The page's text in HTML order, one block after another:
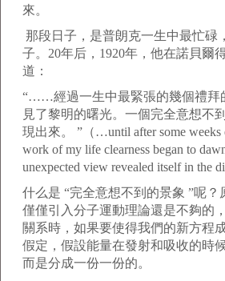
來。
那段日子，是普朗克一生中最忙碌
子。20年后，1920年，他在諾貝爾
道：
“……經過一生中最緊張的幾個禮拜
見了黎明的曙光。一個完全意想不
現出來。 ”（…until after some weeks
work of my life clearness began to
unexpected view revealed itself in the
什么是 “完全意想不到的景象 ”呢？
僅僅引入分子運動理論還是不夠的
關系時，如果要使得我們的新方程
假定，假設能量在發射和吸收的時
而是分成一份一份的。